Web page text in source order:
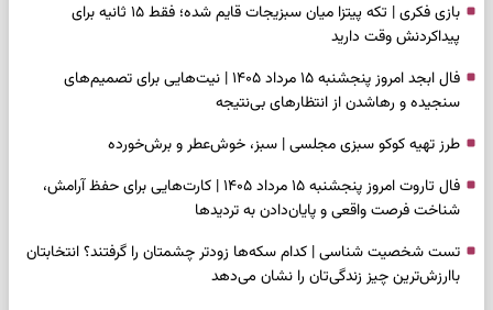
بازی فکری | تکه پیتزا میان سبزیجات قایم شده؛ فقط ۱۵ ثانیه برای
پیداکردنش وقت دارید
فال ابجد امروز پنجشنبه ۱۵ مرداد ۱۴۰۵ | نیت‌هایی برای تصمیم‌های
سنجیده و رهاشدن از انتظارهای بی‌نتیجه
طرز تهیه کوکو سبزی مجلسی | سبز، خوش‌عطر و برش‌خورده
فال تاروت امروز پنجشنبه ۱۵ مرداد ۱۴۰۵ | کارت‌هایی برای حفظ آرامش،
شناخت فرصت واقعی و پایان‌دادن به تردیدها
تست شخصیت شناسی | کدام سکه‌ها زودتر چشمتان را گرفتند؟ انتخابتان
باارزش‌ترین چیز زندگی‌تان را نشان می‌دهد